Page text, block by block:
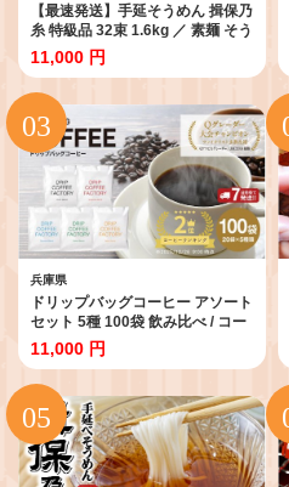
【最速発送】手延そうめん 揖保乃
糸 特級品 32束 1.6kg ／ 素麺 そう
めん 揖保乃糸 手延べそうめん に
ゅうめん にゅう麺 麺 のし ギフト
お歳暮
11,000 円
兵庫県
ドリップバッグコーヒー アソート
セット 5種 100袋 飲み比べ / コー
ヒー 淡路島 こーひー コーヒー 珈
琲 coffee ko-hi- KO-HI- co-hi-
CO-HI- COFFEE ドリップ ドリッ
プコーヒー ドリップバッグ 珈琲
大容量 ギフト 淡路 兵庫県 飲み物
ドリップコーヒー ドリップ珈琲
どりっぷ ドリップパック 飲み物
のみもの 飲料
11,000 円